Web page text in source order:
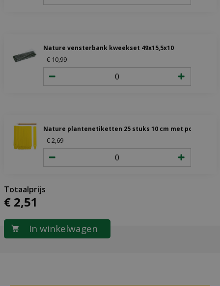
Nature vensterbank kweekset 49x15,5x10
€ 10 99
Nature plantenetiketten 25 stuks 10 cm met potlood
€ 2 69
€ 2,51